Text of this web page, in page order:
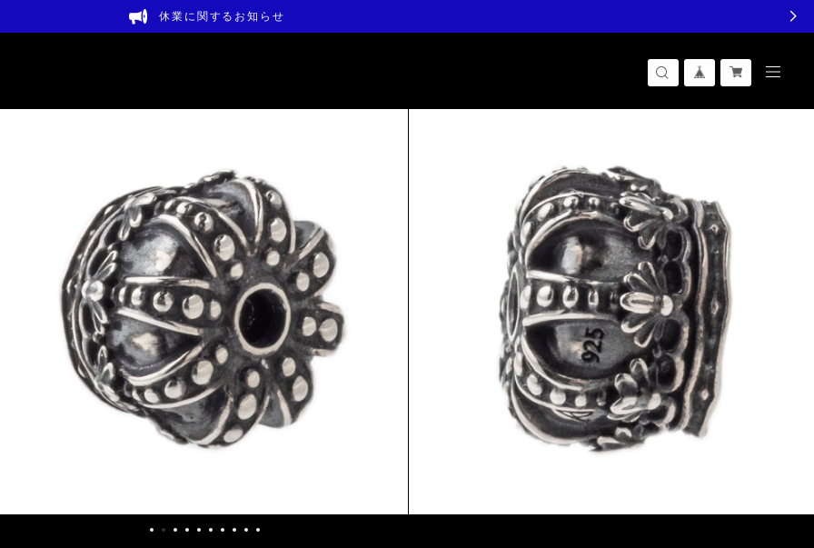
休業に関するお知らせ